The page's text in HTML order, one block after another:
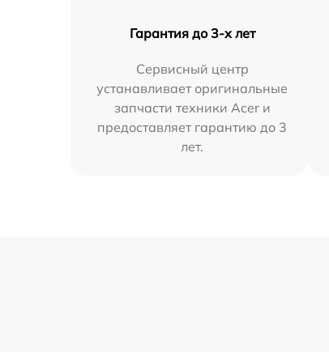
Гарантия до 3-х лет
Сервисный центр
устанавливает оригинальные
запчасти техники Acer и
предоставляет гарантию до 3
лет.